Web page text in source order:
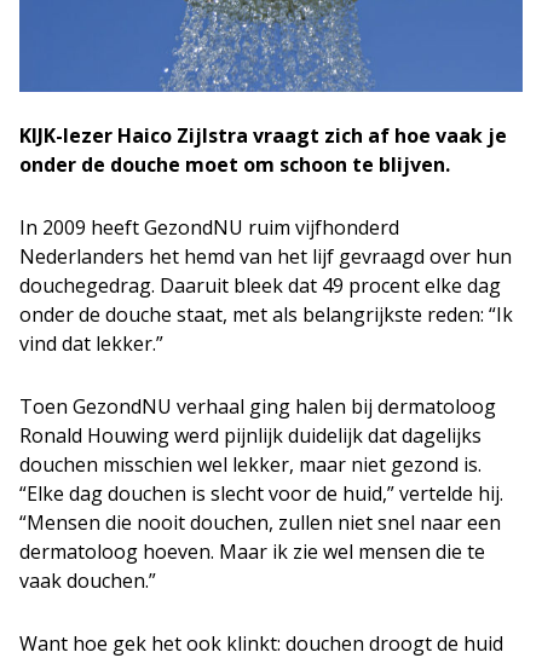
KIJK-lezer Haico Zijlstra vraagt zich af hoe vaak je
onder de douche moet om schoon te blijven.
In 2009 heeft GezondNU ruim vijfhonderd
Nederlanders het hemd van het lijf gevraagd over hun
douchegedrag. Daaruit bleek dat 49 procent elke dag
onder de douche staat, met als belangrijkste reden: “Ik
vind dat lekker.”
Toen GezondNU verhaal ging halen bij dermatoloog
Ronald Houwing werd pijnlijk duidelijk dat dagelijks
douchen misschien wel lekker, maar niet gezond is.
“Elke dag douchen is slecht voor de huid,” vertelde hij.
“Mensen die nooit douchen, zullen niet snel naar een
dermatoloog hoeven. Maar ik zie wel mensen die te
vaak douchen.”
Want hoe gek het ook klinkt: douchen droogt de huid